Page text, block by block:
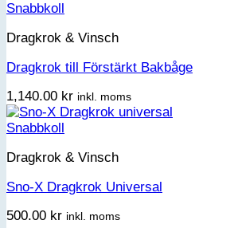
Snabbkoll
Dragkrok & Vinsch
Dragkrok till Förstärkt Bakbåge
1,140.00 kr inkl. moms
Snabbkoll
Dragkrok & Vinsch
Sno-X Dragkrok Universal
500.00 kr inkl. moms